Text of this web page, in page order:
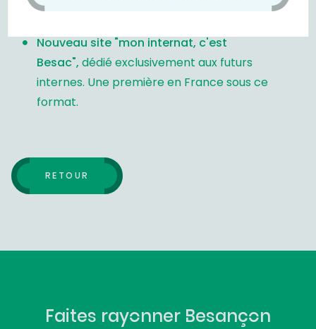
Nouveau site "mon internat, c'est
Besac", dédié exclusivement aux futurs
internes. Une première en France sous ce
format.
RETOUR
Faites rayonner Besançon